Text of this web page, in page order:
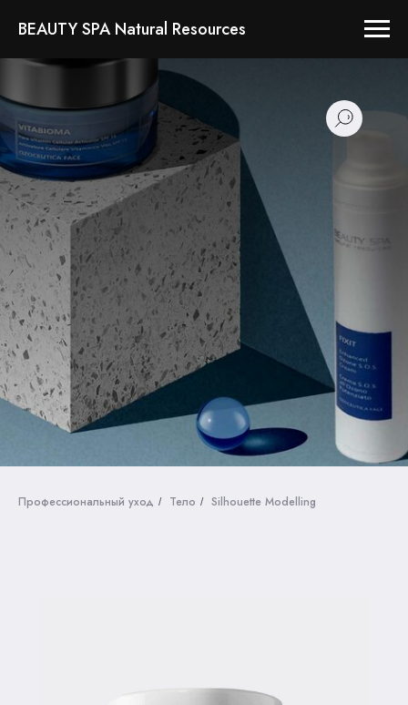
BEAUTY SPA Natural Resources
Профессиональный уход / Тело / Silhouette Modelling